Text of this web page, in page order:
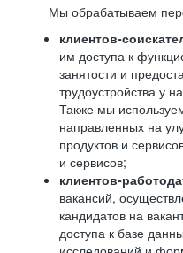
Мы обрабатываем
клиентов-
им доступа к
занятости и
трудоустройства у
Также мы
направленных на
продуктов и
и сервисов;
клиентов-
вакансий,
кандидатов на
доступа к базе